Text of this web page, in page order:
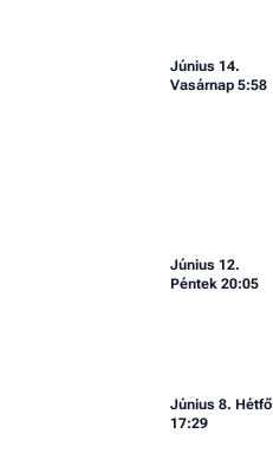
Június 14.
Vasárnap 5:58
Június 12.
Péntek 20:05
Június 8. Hétfő
17:29